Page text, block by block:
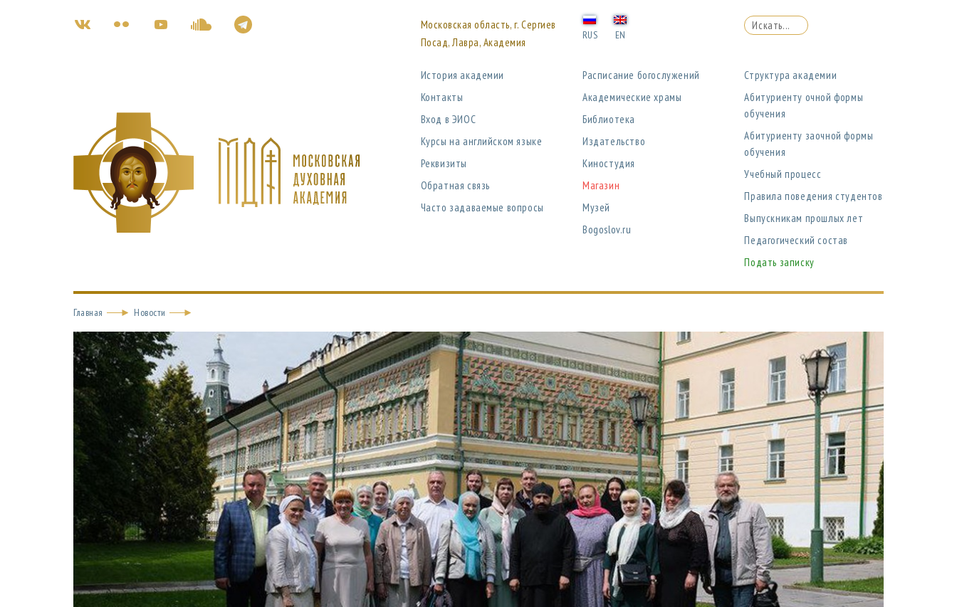
Московская область, г. Сергиев
Посад, Лавра, Академия
RUS EN
История академии
Контакты
Вход в ЭИОС
Курсы на английском языке
Реквизиты
Обратная связь
Часто задаваемые вопросы
Расписание богослужений
Академические храмы
Библиотека
Издательство
Киностудия
Магазин
Музей
Bogoslov.ru
Структура академии
Абитуриенту очной формы
обучения
Абитуриенту заочной формы
обучения
Учебный процесс
Правила поведения студентов
Выпускникам прошлых лет
Педагогический состав
Подать записку
Главная Новости